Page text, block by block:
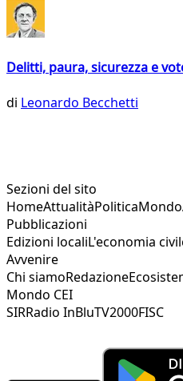
Delitti, paura, sicurezza e
di Leonardo Becchetti
Sezioni del sito
HomeAttualitàPoliticaMondo
Pubblicazioni
Edizioni localiL'economia
Avvenire
Chi siamoRedazione
Mondo CEI
SIRRadio InBluTV2000FISC